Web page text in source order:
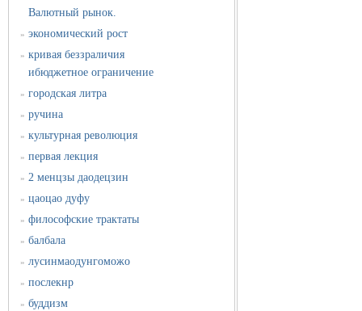
Валютный рынок.
» экономический рост
» кривая беззраличия
ибюджетное ограничение
» городская литра
» ручина
» культурная революция
» первая лекция
» 2 менцзы даодецзин
» цаоцао дуфу
» философские трактаты
» балбала
» лусинмаодунгоможо
» послекнр
» буддизм